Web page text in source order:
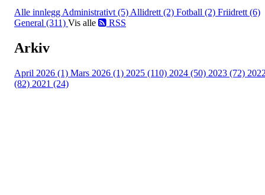
Alle innlegg Administrativt (5) Allidrett (2) Fotball (2) Friidrett (6)
General (311) Vis alle RSS
Arkiv
April 2026 (1) Mars 2026 (1) 2025 (110) 2024 (50) 2023 (72)
(82) 2021 (24)